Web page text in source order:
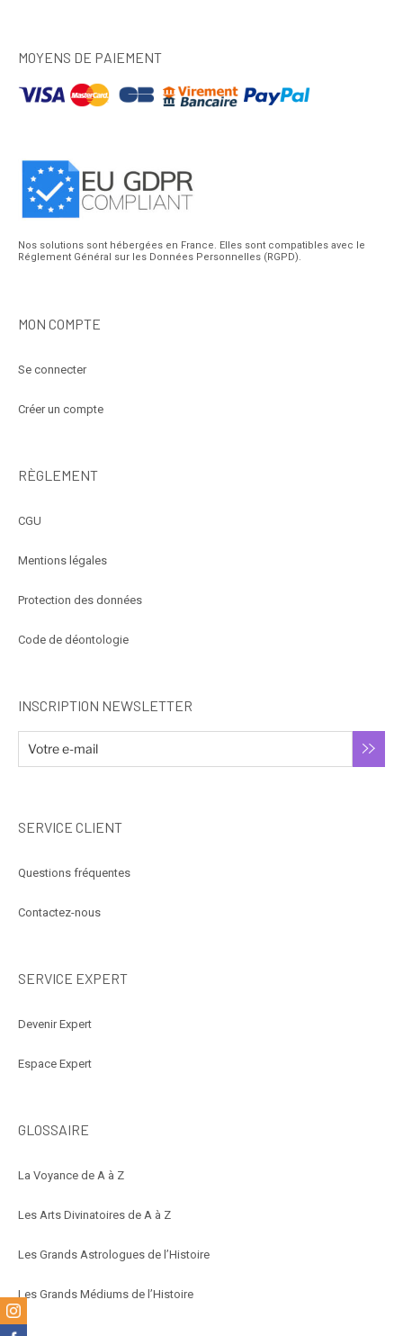
MOYENS DE PAIEMENT
Nos solutions sont hébergées en France. Elles sont compatibles avec le
Réglement Général sur les Données Personnelles (RGPD).
MON COMPTE
Se connecter
Créer un compte
RÈGLEMENT
CGU
Mentions légales
Protection des données
Code de déontologie
INSCRIPTION NEWSLETTER
SERVICE CLIENT
Questions fréquentes
Contactez-nous
SERVICE EXPERT
Devenir Expert
Espace Expert
GLOSSAIRE
La Voyance de A à Z
Les Arts Divinatoires de A à Z
Les Grands Astrologues de l’Histoire
Les Grands Médiums de l’Histoire